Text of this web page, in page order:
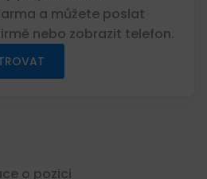
a můžete poslat
nebo zobrazit telefon.
o pozici